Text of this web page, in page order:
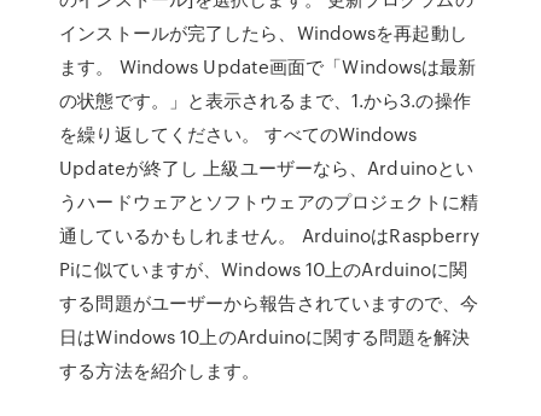
インストールが完了したら、Windowsを再起動し
ます。 Windows Update画面で「Windowsは最新
の状態です。」と表示されるまで、1.から3.の操作
を繰り返してください。 すべてのWindows
Updateが終了し 上級ユーザーなら、Arduinoとい
うハードウェアとソフトウェアのプロジェクトに精
通しているかもしれません。 ArduinoはRaspberry
Piに似ていますが、Windows 10上のArduinoに関
する問題がユーザーから報告されていますので、今
日はWindows 10上のArduinoに関する問題を解決
する方法を紹介します。